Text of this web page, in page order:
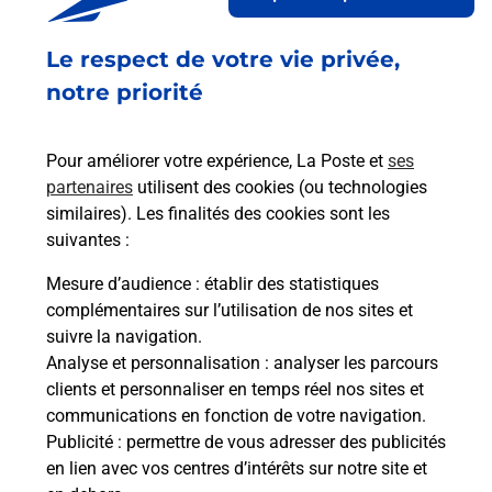
Le respect de votre vie privée,
notre priorité
Pour améliorer votre expérience, La Poste et ses
partenaires utilisent des cookies (ou technologies
similaires). Les finalités des cookies sont les
suivantes :
Mesure d’audience : établir des statistiques
complémentaires sur l’utilisation de nos sites et
suivre la navigation.
Analyse et personnalisation : analyser les parcours
clients et personnaliser en temps réel nos sites et
communications en fonction de votre navigation.
Publicité : permettre de vous adresser des publicités
en lien avec vos centres d’intérêts sur notre site et
LE TEMPS PRESSE
06700 ST LAURENT DU VAR
Malin !
La Poste
en ligne
Ouvert 24h/24
En savoir plus